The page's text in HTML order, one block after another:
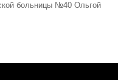
больницы №40 Ольгой